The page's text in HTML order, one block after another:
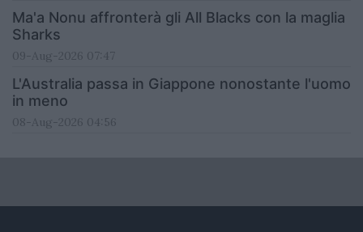
Ma'a Nonu affronterà gli All Blacks con la maglia
Sharks
09-Aug-2026 07:47
L'Australia passa in Giappone nonostante l'uomo
in meno
08-Aug-2026 04:56